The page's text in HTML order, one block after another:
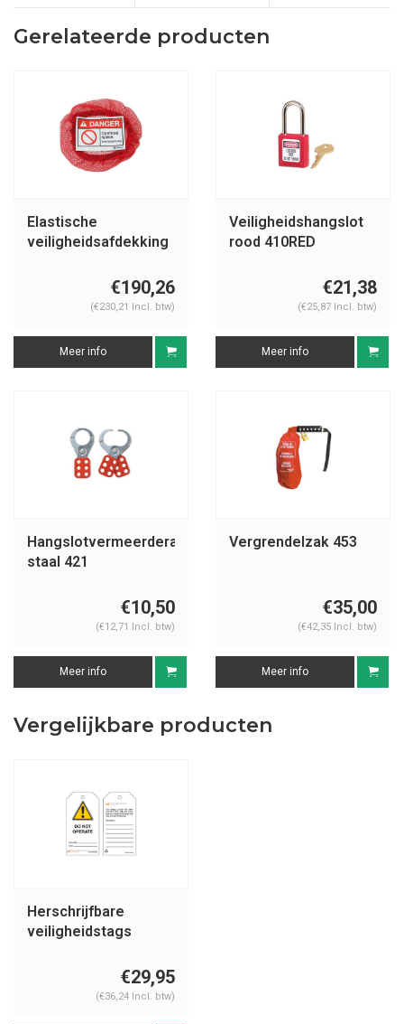
Gerelateerde producten
Elastische
veiligheidsafdekking
€190,26
(€230,21 Incl. btw)
Meer info
Veiligheidshangslot
rood 410RED
€21,38
(€25,87 Incl. btw)
Meer info
Hangslotvermeerderaar
staal 421
€10,50
(€12,71 Incl. btw)
Meer info
Vergrendelzak 453
€35,00
(€42,35 Incl. btw)
Meer info
Vergelijkbare producten
Herschrijfbare
veiligheidstags
€29,95
(€36,24 Incl. btw)